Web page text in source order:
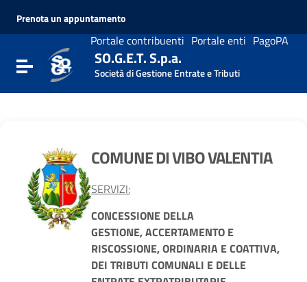
Vai al menu di navigazione
Prenota un appuntamento
Portale contribuenti Portale enti PagoPA
Attiva / disattiva la navigazione
SO.G.E.T. S.p.a.
Società di Gestione Entrate e Tributi
COMUNE DI VIBO VALENTIA
SERVIZI:
CONCESSIONE DELLA
GESTIONE,ACCERTAMENTO E
RISCOSSIONE, ORDINARIA E COATTIVA,
DEI TRIBUTI COMUNALI E DELLE